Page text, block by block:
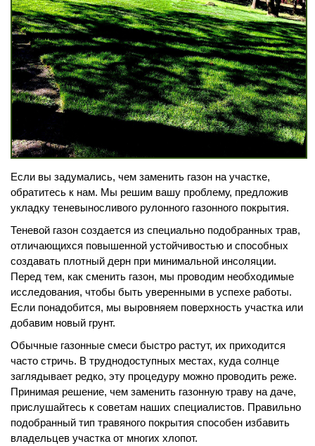
Перезвонить Вызвать замерщика
+7 (495) 181-61-55
Если вы задумались, чем заменить газон на участке,
обратитесь к нам. Мы решим вашу проблему, предложив
укладку теневыносливого рулонного газонного покрытия.
Теневой газон создается из специально подобранных трав,
отличающихся повышенной устойчивостью и способных
создавать плотный дерн при минимальной инсоляции.
Перед тем, как сменить газон, мы проводим необходимые
исследования, чтобы быть уверенными в успехе работы.
Если понадобится, мы выровняем поверхность участка или
добавим новый грунт.
Обычные газонные смеси быстро растут, их приходится
часто стричь. В труднодоступных местах, куда солнце
заглядывает редко, эту процедуру можно проводить реже.
Принимая решение, чем заменить газонную траву на даче,
прислушайтесь к советам наших специалистов. Правильно
подобранный тип травяного покрытия способен избавить
владельцев участка от многих хлопот.